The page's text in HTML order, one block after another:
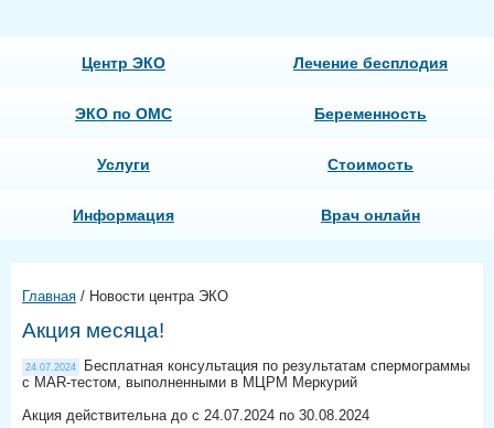
Центр ЭКО Лечение бесплодия
ЭКО по ОМС Беременность
Услуги Стоимость
Информация Врач онлайн
Главная / Новости центра ЭКО
Акция месяца!
24.07.2024
Бесплатная консультация по результатам спермограммы
с MAR-тестом, выполненными в МЦРМ Меркурий
Акция действительна до с 24.07.2024 по 30.08.2024